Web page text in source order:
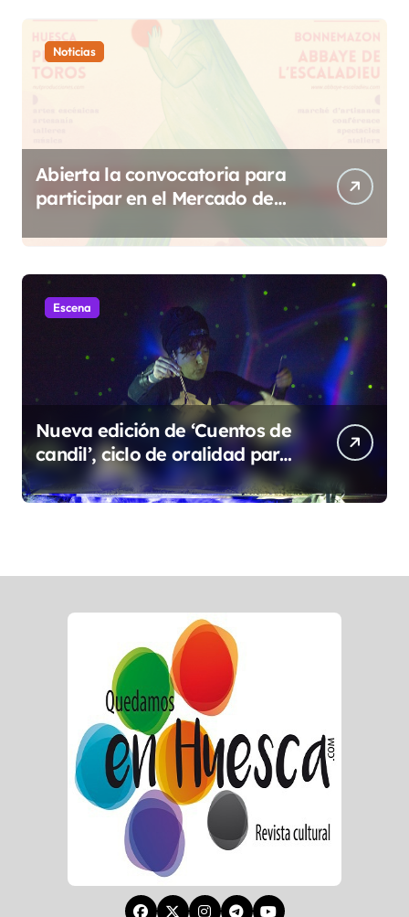
Noticias
Abierta la convocatoria para
participar en el Mercado de
Escena
Nueva edición de ‘Cuentos de
candil’, ciclo de oralidad para
la microrruralidad de la Hoya